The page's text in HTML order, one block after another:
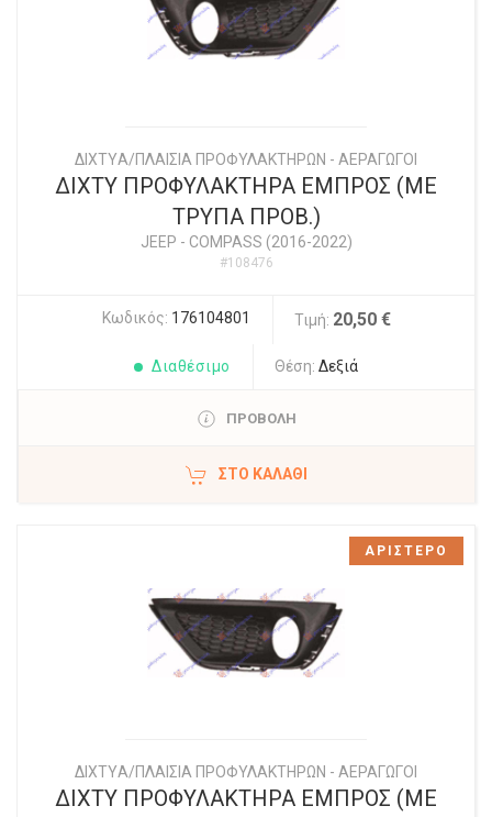
ΔΙΧΤYΑ/ΠΛΑΙΣΙΑ ΠΡΟΦΥΛΑΚΤΗΡΩΝ - ΑΕΡΑΓΩΓΟΙ
ΔΙΧΤΥ ΠΡΟΦΥΛΑΚΤΗΡΑ ΕΜΠΡΟΣ (ΜΕ
ΤΡΥΠΑ ΠΡΟΒ.)
JEEP - COMPASS (2016-2022)
#108476
Κωδικός: 176104801 Τιμή: 20,50 €
Διαθέσιμο Θέση: Δεξιά
ΠΡΟΒΟΛΗ
ΣΤΟ ΚΑΛΆΘΙ
ΔΙΧΤYΑ/ΠΛΑΙΣΙΑ ΠΡΟΦΥΛΑΚΤΗΡΩΝ - ΑΕΡΑΓΩΓΟΙ
ΔΙΧΤΥ ΠΡΟΦΥΛΑΚΤΗΡΑ ΕΜΠΡΟΣ (ΜΕ
ΑΡΙΣΤΕΡΟ